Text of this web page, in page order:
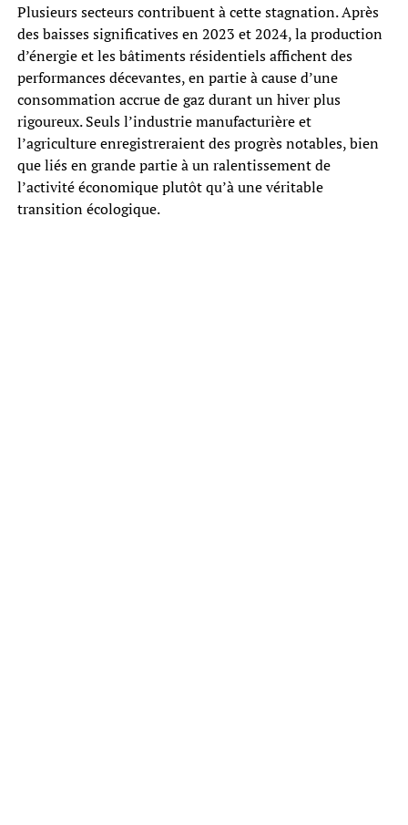
Plusieurs secteurs contribuent à cette stagnation. Après
des baisses significatives en 2023 et 2024, la production
d’énergie et les bâtiments résidentiels affichent des
performances décevantes, en partie à cause d’une
consommation accrue de gaz durant un hiver plus
rigoureux. Seuls l’industrie manufacturière et
l’agriculture enregistreraient des progrès notables, bien
que liés en grande partie à un ralentissement de
l’activité économique plutôt qu’à une véritable
transition écologique.